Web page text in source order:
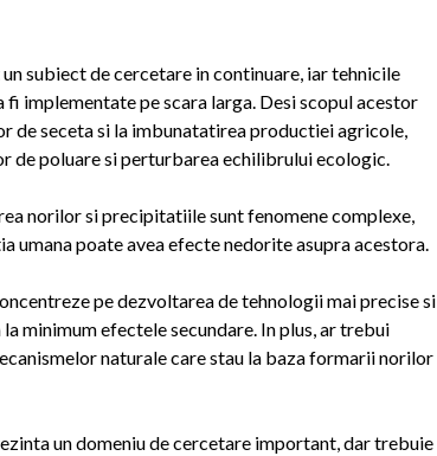
subiect de cercetare in continuare, iar tehnicile
implementate pe scara larga. Desi scopul acestor
de seceta si la imbunatatirea productiei agricole,
de poluare si perturbarea echilibrului ecologic.
norilor si precipitatiile sunt fenomene complexe,
poate avea efecte nedorite asupra acestora.
pe dezvoltarea de tehnologii mai precise si
minimum efectele secundare. In plus, ar trebui
naturale care stau la baza formarii norilor
un domeniu de cercetare important, dar trebuie